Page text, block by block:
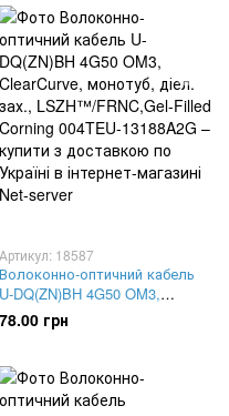
Артикул: 18587
Волоконно-оптичний кабель
U-DQ(ZN)BH 4G50 OM3,
ClearCurve, монотуб, діел.
зах., LSZH™/FRNC,Gel-Filled
78.00 грн